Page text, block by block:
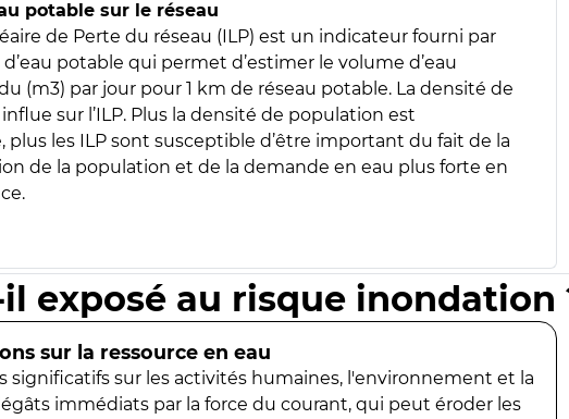
potable sur le réseau
de Perte du réseau (ILP) est un indicateur fourni par
d’eau potable qui permet d’estimer le volume d’eau
(m3) par jour pour 1 km de réseau potable. La densité de
sur l’ILP. Plus la densité de population est
plus les ILP sont susceptible d’être important du fait de la
de la population et de la demande en eau plus forte en
exposé au risque inondation
sur la ressource en eau
significatifs sur les activités humaines, l'environnement et la
immédiats par la force du courant, qui peut éroder les